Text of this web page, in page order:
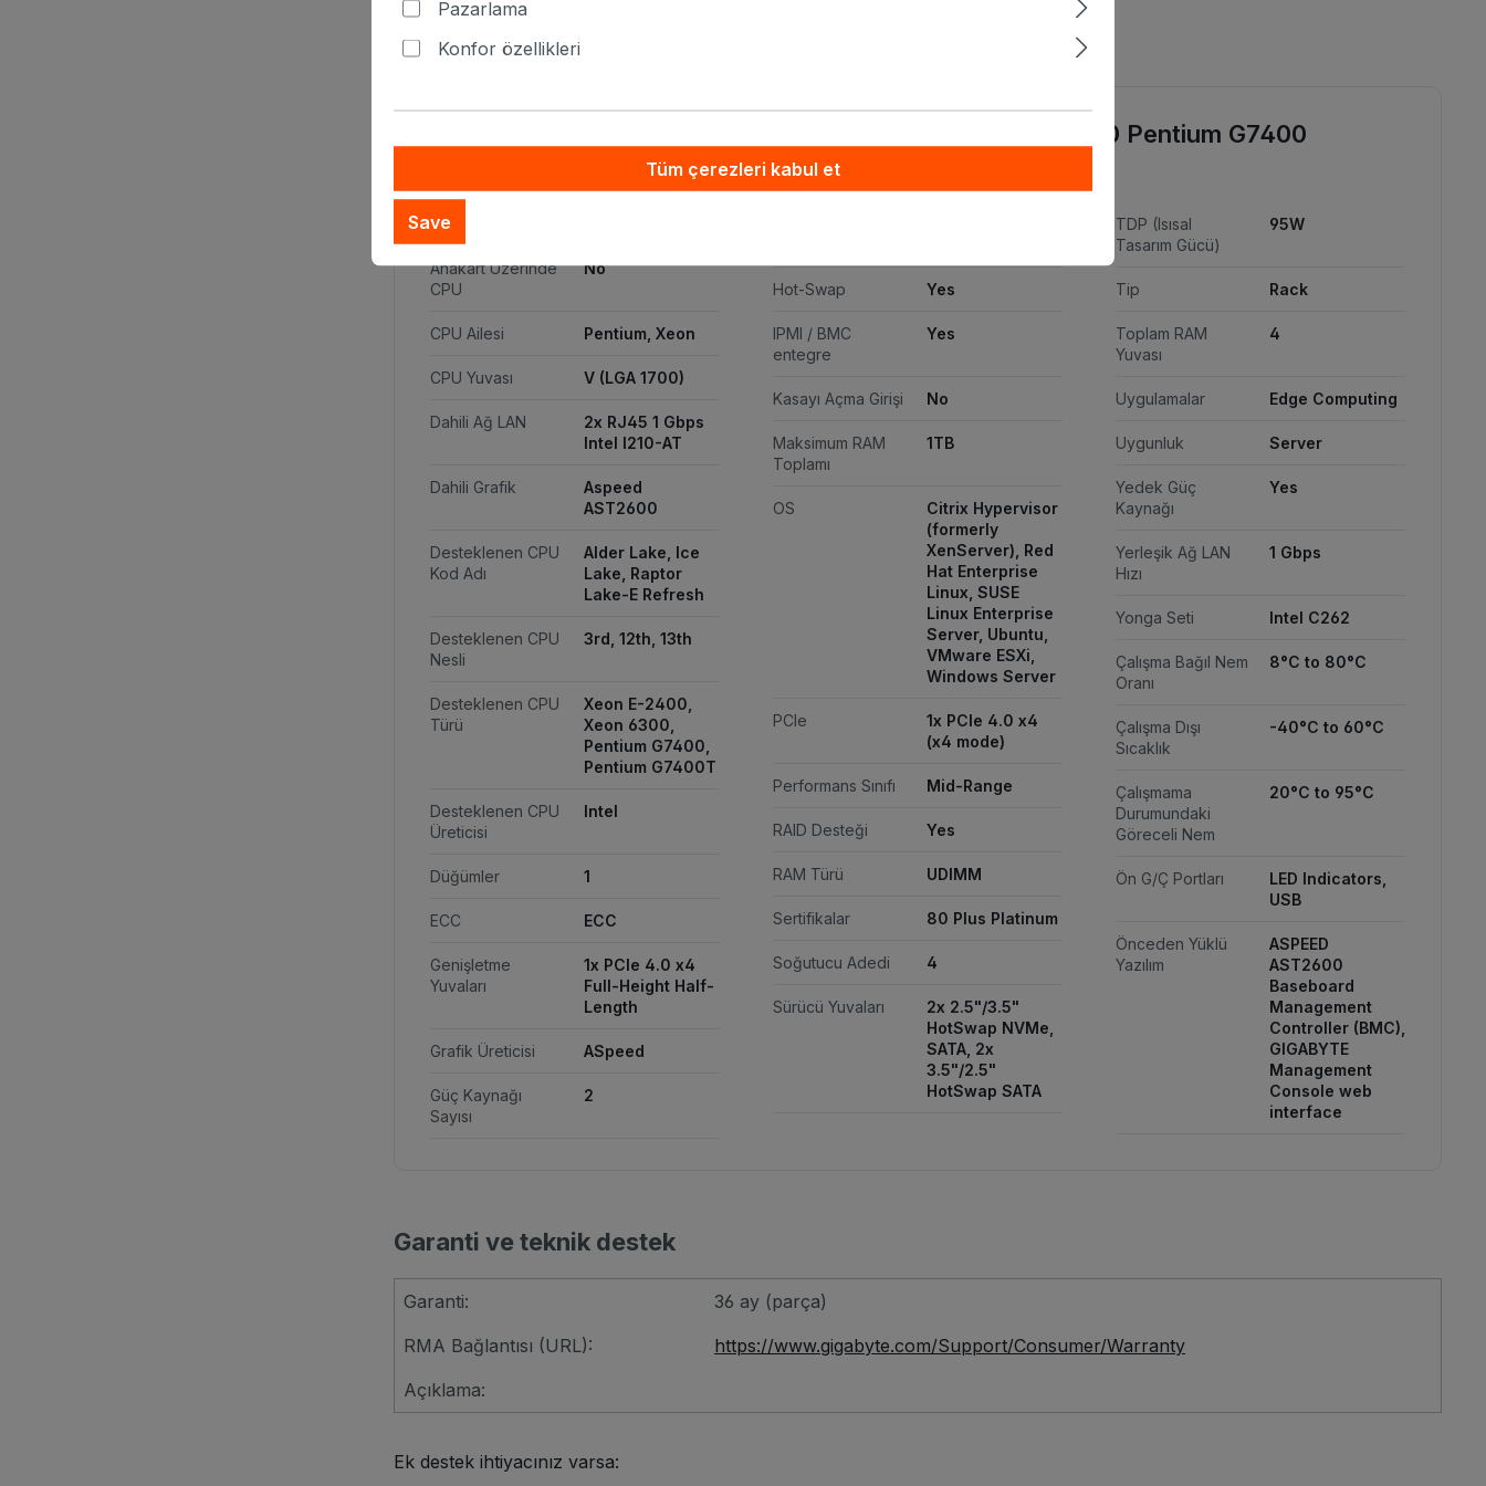
avantajlarından faydalanırsınız.
R133-X10-AAA2 | Gigabyte Single Xeon 6300 Xeon E-2400 Pentium G7400
Pentium G7400T 1U Rack Server teknik özellikleri
80 Plus Sertifikası
Anakart Üzerinde
CPU
No
CPU Ailesi Pentium, Xeon
CPU Yuvası V (LGA 1700)
Dahili Ağ LAN
2x RJ45 1 Gbps
Intel I210-AT
Dahili Grafik
Aspeed
AST2600
Desteklenen CPU
Kod Adı
Alder Lake, Ice
Lake, Raptor
Lake-E Refresh
Desteklenen CPU
Nesli
3rd, 12th, 13th
Desteklenen CPU
Türü
Xeon E-2400,
Xeon 6300,
Pentium G7400,
Pentium G7400T
Desteklenen CPU
Üreticisi
Intel
Düğümler 1
ECC ECC
Genişletme
Yuvaları
1x PCIe 4.0 x4
Full-Height Half-
Length
Grafik Üreticisi ASpeed
Güç Kaynağı
Sayısı
2
Hot-Swap Yes
IPMI / BMC
entegre
Yes
Kasayı Açma Girişi No
Maksimum RAM
Toplamı
1TB
OS
Citrix Hypervisor
(formerly
XenServer), Red
Hat Enterprise
Linux, SUSE
Linux Enterprise
Server, Ubuntu,
VMware ESXi,
Windows Server
PCIe
1x PCIe 4.0 x4
(x4 mode)
Performans Sınıfı Mid-Range
RAID Desteği Yes
RAM Türü UDIMM
Sertifikalar 80 Plus Platinum
Soğutucu Adedi 4
Sürücü Yuvaları
2x 2.5"/3.5"
HotSwap NVMe,
SATA, 2x
3.5"/2.5"
HotSwap SATA
TDP (Isısal
Tasarım Gücü)
95W
Tip Rack
Toplam RAM
Yuvası
4
Uygulamalar Edge Computing
Uygunluk Server
Yedek Güç
Kaynağı
Yes
Yerleşik Ağ LAN
Hızı
1 Gbps
Yonga Seti Intel C262
Çalışma Bağıl Nem
Oranı
8°C to 80°C
Çalışma Dışı
Sıcaklık
-40°C to 60°C
Çalışmama
Durumundaki
Göreceli Nem
20°C to 95°C
Ön G/Ç Portları
LED Indicators,
USB
Önceden Yüklü
Yazılım
ASPEED
AST2600
Baseboard
Management
Controller (BMC),
GIGABYTE
Management
Console web
interface
Garanti ve teknik destek
Garanti:
36 ay (parça)
RMA Bağlantısı (URL):
https://www.gigabyte.com/Support/Consumer/Warranty
Açıklama:
Ek destek ihtiyacınız varsa:
Pazarlama
Konfor özellikleri
Tüm çerezleri kabul et
Save